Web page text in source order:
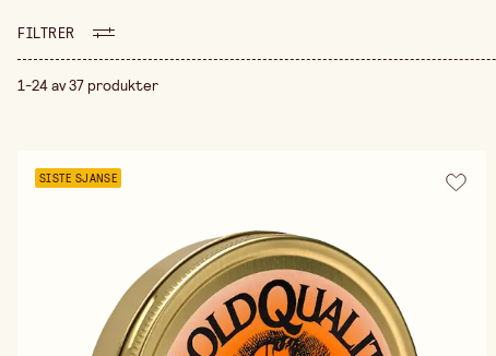
FILTRER
1-24 av 37 produkter
SISTE SJANSE